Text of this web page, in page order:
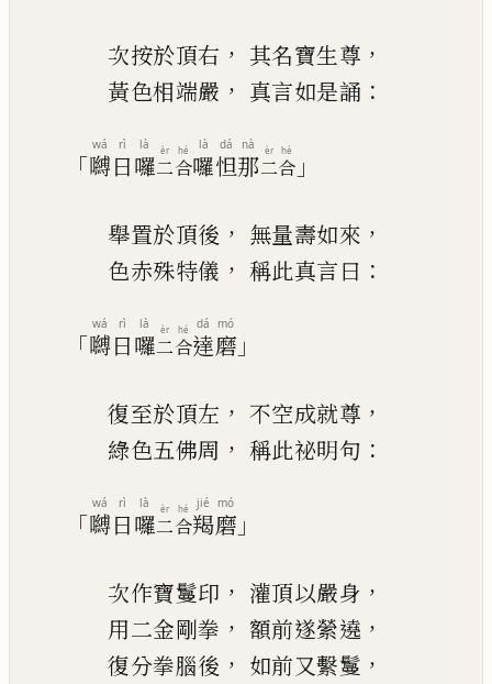
次按於頂右 ， 其名寶生尊 ，
黃色相端嚴 ， 真言如是誦 ：
「嚩
wá
日
rì
囉
là
二
èr
合
hé
囉
là
怛
dá
那
nà
二
èr
合
hé 」
舉置於頂後 ， 無量壽如來 ，
色赤殊特儀 ， 稱此真言曰 ：
「嚩
wá
日
rì
囉
là
二
èr
合
hé
達
dá
磨
mó
」
復至於頂左 ， 不空成就尊 ，
綠色五佛周 ， 稱此祕明句 ：
「嚩
wá
日
rì
囉
là
二
èr
合
hé
羯
jié
磨
mó
」
次作寶鬘印 ， 灌頂以嚴身 ，
用二金剛拳 ， 額前遂縈遶 ，
復分拳腦後 ， 如前又繫鬘 ，